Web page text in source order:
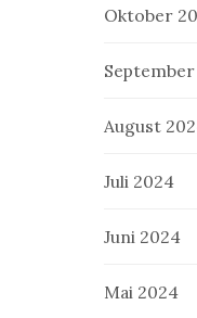
Oktober
August
Juli 2024
Juni 2024
Mai 2024